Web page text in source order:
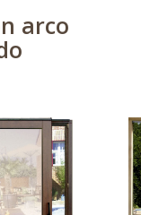
arco